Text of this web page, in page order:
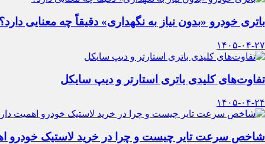
باتری خودرو «بدون نیاز به نگهداری» دقیقاً چه معنایی دارد؟
۱۴۰۵-۰۴-۲۷
تفاوت‌های کلیدی باتری استارتر و دیپ سایکل
۱۴۰۵-۰۴-۲۴
شاخص سرعت تایر چیست و چرا در خرید لاستیک خودرو